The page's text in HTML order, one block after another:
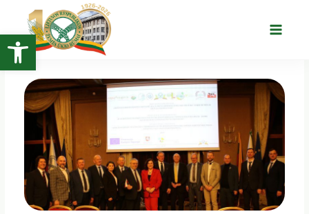
Open toolbar
turinio
Main